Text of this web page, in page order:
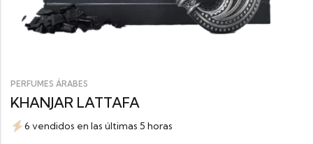
PERFUMES ÁRABES
KHANJAR LATTAFA
6 vendidos en las últimas 5 horas